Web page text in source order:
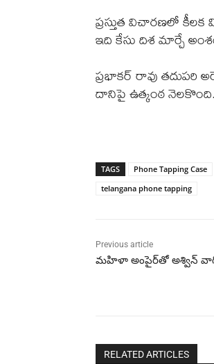
ప్రస్తుత విచారణలో
ఇది కేసు దిశ మార్చే
ప్రభాకర్ రావు తదుపరి
దానిపై ఉత్కంఠ నెలకొంది.
TAGS Phone Tapping Case
telangana phone tapping
Previous article
మహిళా అంపైర్‌తో అశ్విన్
RELATED ARTICLES